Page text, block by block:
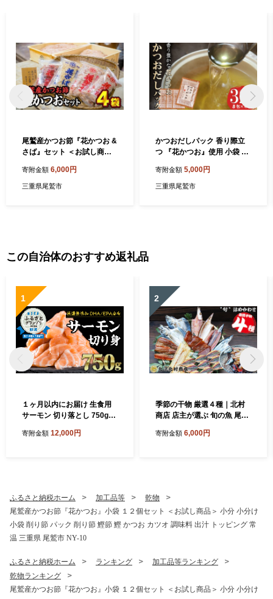
尾鷲産かつお節『花かつお &
さば』セット ＜お試し商品
袋 荒削り 削り節 パック 削り
節 鰹節 鰹 かつお カツオ 鯖
寄附金額 6,000円
三重県尾鷲市
かつおだしパック 香り際立
つ 『花かつお』使用 小袋 ３
小分け 小袋 かつお節 削り節
パック 削り節 鰹節 鰹 かつお
寄附金額 5,000円
三重県尾鷲市
この自治体のおすすめ返礼品
1
１ヶ月以内にお届け 生食用
サーモン 切り落とし 750g
サーモン アトランティック
身 お刺身 刺し身 魚介類 海鮮
冷凍 厚切り 薄切り ふるさと
納税 ふるさとチョイス 三重
県 尾鷲市 OB-21
寄附金額 12,000円
2
季節の干物 厳選４種｜北村
商店 店主が選ぶ 旬の魚 尾鷲
めいわし 太刀魚 さんま つな
寄附金額 6,000円
ふるさと納税ホーム 加工品等
乾物
尾鷲産かつお節『花かつお』小袋 １２個セット ＜お試し商品＞ 小分 小分け
小袋 削り節 パック 削り節 鰹節 鰹 かつお カツオ 調味料 出汁 トッピング 常
温 三重県 尾鷲市 NY-10
ふるさと納税ホーム ランキング
加工品等ランキング
乾物ランキング
尾鷲産かつお節『花かつお』小袋 １２個セット ＜お試し商品＞ 小分 小分け